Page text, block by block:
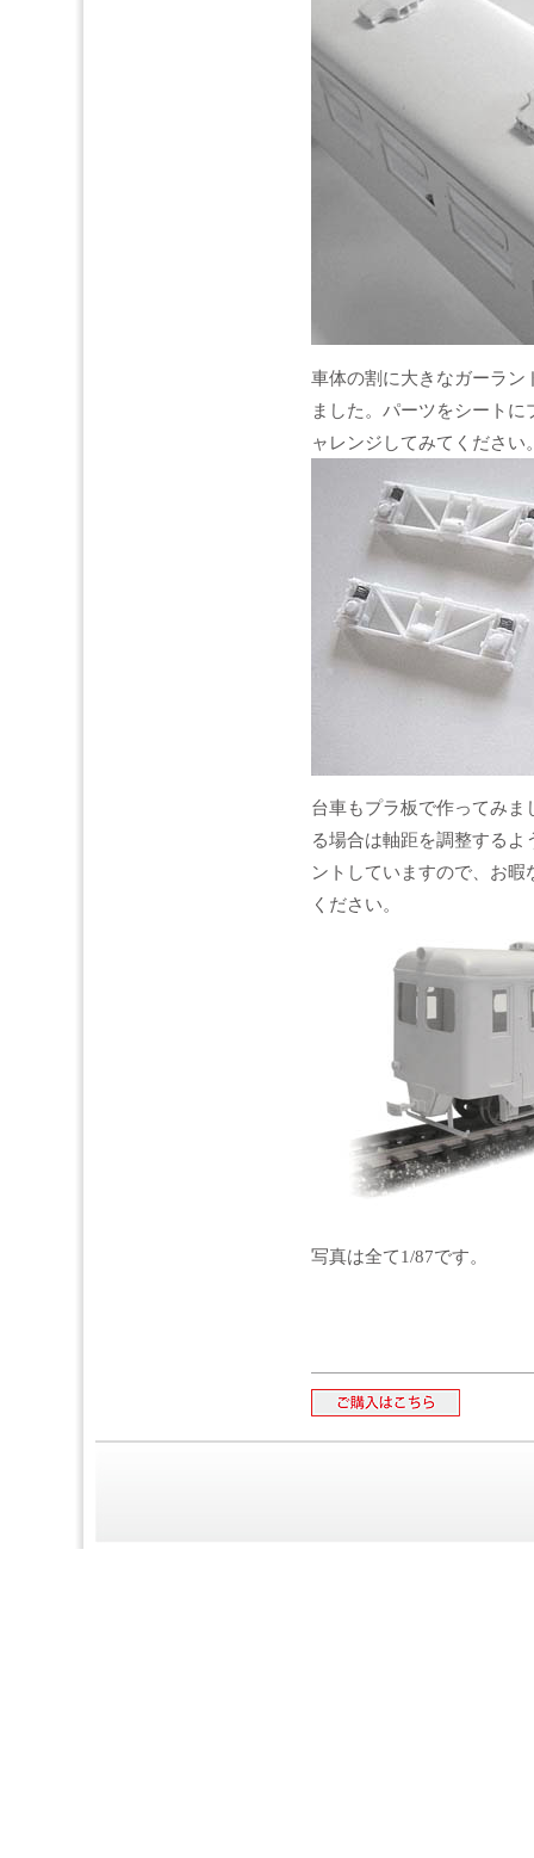
車体の割に大きなガーラン
ました。パーツをシート
ャレンジしてみてください
台車もプラ板で作ってみ
る場合は軸距を調整する
ントしていますので、お
ください。
写真は全て1/87です。